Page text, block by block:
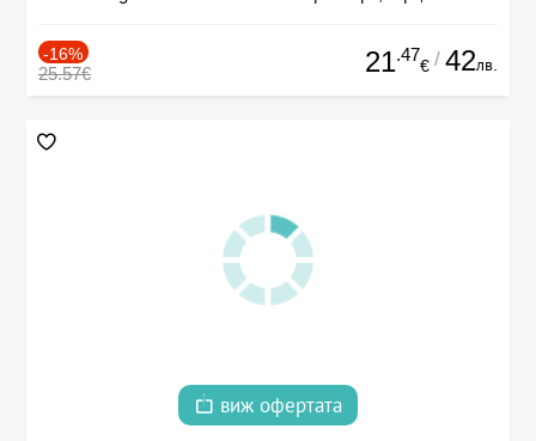
-16%
25.57€ 21.47
€ / 42лв.
виж офертата